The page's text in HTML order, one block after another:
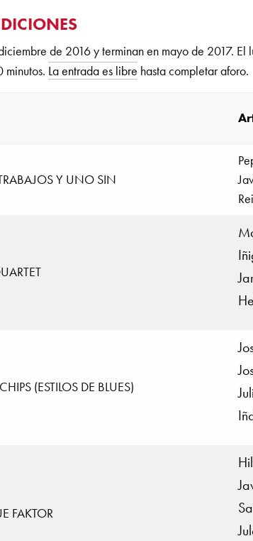
de 2016 y terminan en mayo de 2017. El
minutos. La entrada es libre hasta completar aforo.
Y UNO SIN
(ESTILOS DE BLUES)
FAKTOR